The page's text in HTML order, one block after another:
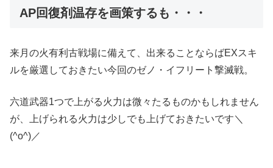
AP回復剤温存を画策するも・・・
来月の火有利古戦場に備えて、出来ることならばEXスキ
ルを厳選しておきたい今回のゼノ・イフリート撃滅戦。
六道武器1つで上がる火力は微々たるものかもしれません
が、上げられる火力は少しでも上げておきたいです＼
(^o^)／